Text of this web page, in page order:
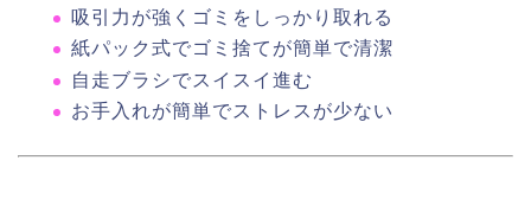
吸引力が強くゴミをしっかり取れる
紙パック式でゴミ捨てが簡単で清潔
自走ブラシでスイスイ進む
お手入れが簡単でストレスが少ない